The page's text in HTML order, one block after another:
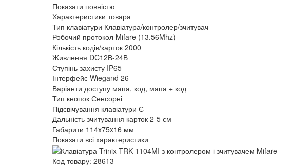
Показати повністю
Характеристики товара
Тип клавіатури Клавіатура/контролер/зчитувач
Робочий протокол Mifare (13.56Mhz)
Кількість кодів/карток 2000
Живлення DC12В-24В
Ступінь захисту IP65
Інтерфейс Wiegand 26
Варіанти доступу мапа, код, мапа + код
Тип кнопок Сенсорні
Підсвічування клавіатури Є
Дальність зчитування карток 2-5 см
Габарити 114x75x16 мм
Показати всі характеристики
Код товару: 28613